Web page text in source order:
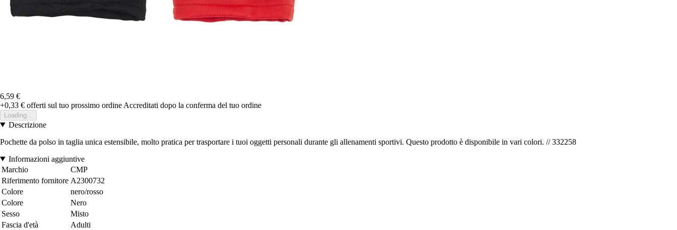
6,59 €
+0,33 € offerti sul tuo prossimo ordine Accreditati dopo la conferma del tuo ordine
Loading...
Descrizione
Pochette da polso in taglia unica estensibile, molto pratica per trasportare i tuoi oggetti personali durante gli allenamenti sportivi. Questo prodotto è disponibile in vari colori. // 332258
Informazioni aggiuntive
Marchio
CMP
Riferimento fornitore A2300732
Colore
nero/rosso
Colore
Nero
Sesso
Misto
Fascia d'età
Adulti